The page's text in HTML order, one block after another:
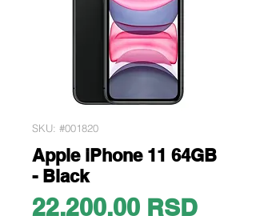
SKU: #001820
Apple iPhone 11 64GB
- Black
22.200,00 RSDPrice